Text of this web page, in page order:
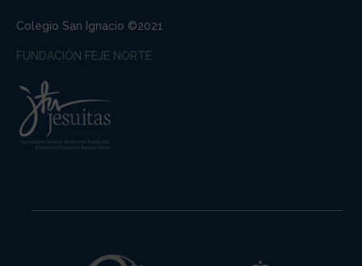
Colegio San Ignacio ©2021
FUNDACIÓN FEJE NORTE